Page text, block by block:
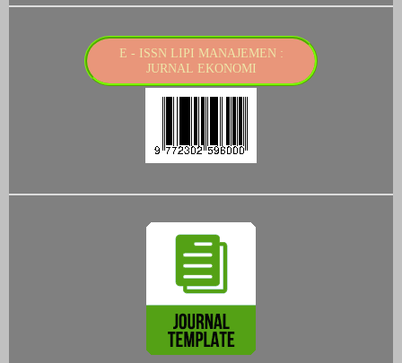
E - ISSN LIPI MANAJEMEN :
JURNAL EKONOMI